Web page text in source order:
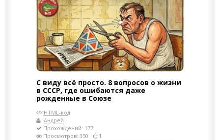
С виду всё просто. 8 вопросов о жизни
в СССР, где ошибаются даже
рожденные в Союзе
HTML-код
Андрей
Прохождений: 177
Просмотров: 350
1